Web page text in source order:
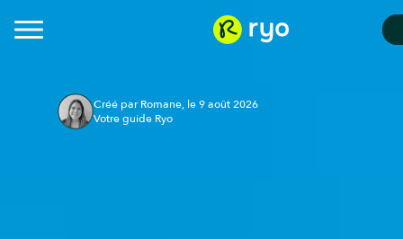
Créé par Romane, le 9 août 2026
Votre guide Ryo